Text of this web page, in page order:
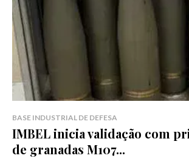
BASE INDUSTRIAL DE DEFESA
IMBEL inicia validação com
de granadas M107...